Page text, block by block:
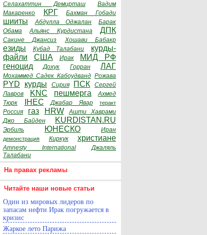
Селахаттин Демирташ
Вадим
Макаренко
КРГ Бахман Гобади
шииты Абдулла Оджалан
Барак
Обама
Альянс Курдистана ДПК
Сакине Джансиз Хошави Бабакр
езиды Кубад Талабани
курды-
файли
США Ирак
МИД РФ
геноцид
Дохук Горран ЛАГ
Мохаммед Садек Кабоудванд Рожава
PYD курды Сирия ПСК
Сергей
Лавров
KNC пешмерга
Ахмед
Тюрк
IHEC Джабар Явар теракт
Россия газ HRW
Ашти Хаврами
Джо Байден
KURDISTAN.RU
Эрбиль ЮНЕСКО Иран
демонстрация Киркук христиане
Amnesty International
Джаляль
Талабани
На правах рекламы
Читайте наши новые статьи
Один из мировых лидеров по
запасам нефти Ирак погружается в
кризис
Жаркое лето Парижа